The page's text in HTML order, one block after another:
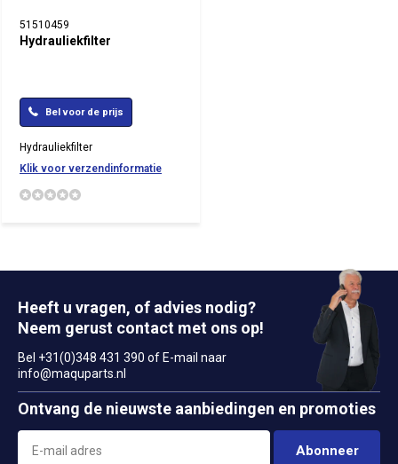
51510459
Hydrauliekfilter
Bel voor de prijs
Hydrauliekfilter
Klik voor verzendinformatie
Heeft u vragen, of advies nodig?
Neem gerust contact met ons op!
Bel +31(0)348 431 390 of E-mail naar
info@maquparts.nl
Ontvang de nieuwste aanbiedingen en promoties
Abonneer